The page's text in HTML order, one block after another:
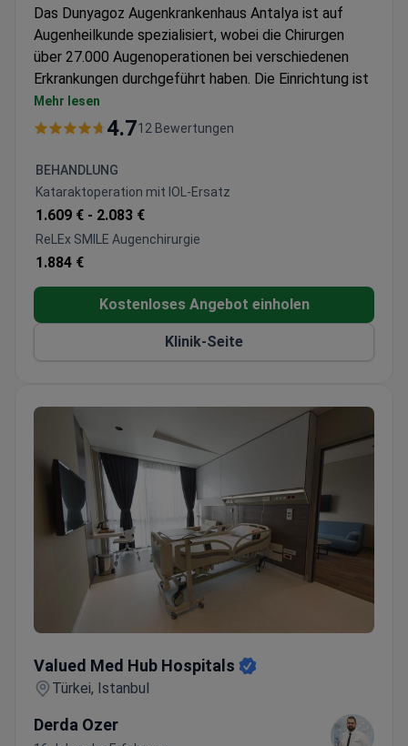
Das Dunyagoz Augenkrankenhaus Antalya ist auf
Augenheilkunde spezialisiert, wobei die Chirurgen
über 27.000 Augenoperationen bei verschiedenen
Erkrankungen durchgeführt haben. Die Einrichtung ist
ISO 9001-zertifiziert und JCI-akkreditiert, was eine
qualitativ hochwertige Versorgung gewährleistet.
und Hornhautvernetzung (Cross-Linking) an
Verwendet fortschrittliche Techniken wie
Phakoemulsifikation und ReLEx SMILE
Chirurgen sind Mitglieder der AAO, ISRS und
ESCRS
umfassenden Diagnosepaketen
Mehr lesen
4.712 Bewertungen
BEHANDLUNG
Kataraktoperation mit IOL-Ersatz
1.609 € - 2.083 €
ReLEx SMILE Augenchirurgie
1.884 €
Kostenloses Angebot einholen
Klinik-Seite
Valued Med Hub Hospitals
Türkei, Istanbul
Derda Ozer